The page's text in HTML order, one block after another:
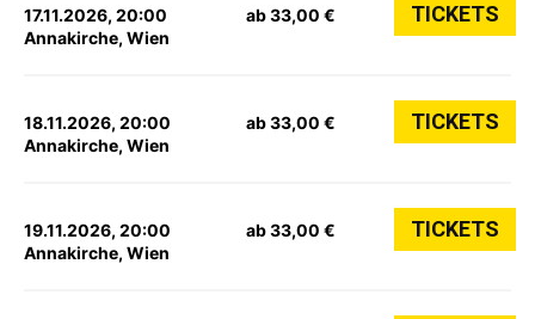
17.11.2026, 20:00
Annakirche, Wien
ab 33,00 € TICKETS
18.11.2026, 20:00
Annakirche, Wien
ab 33,00 € TICKETS
19.11.2026, 20:00
Annakirche, Wien
ab 33,00 € TICKETS